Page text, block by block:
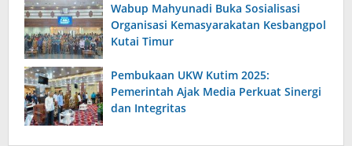
Wabup Mahyunadi Buka Sosialisasi
Organisasi Kemasyarakatan Kesbangpol
Kutai Timur
Pembukaan UKW Kutim 2025:
Pemerintah Ajak Media Perkuat Sinergi
dan Integritas